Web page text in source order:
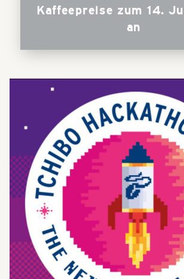
Kaffeepreise zum 14.
an